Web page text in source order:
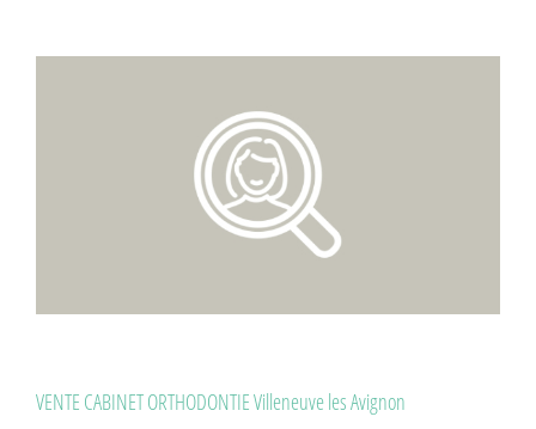
VENTE CABINET ORTHODONTIE Villeneuve les Avignon